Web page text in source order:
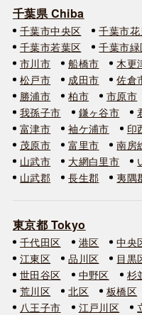
千葉県 Chiba
千葉市中央区 千葉市
千葉市若葉区
千葉市
市川市
船橋市 木更
松戸市
成田市 佐倉
勝浦市
柏市 市原市
我孫子市
鎌ヶ谷市
富津市
袖ケ浦市 印
茂原市
富里市 南房
山武市
大網白里市
山武郡
長生郡 夷隅
東京都 Tokyo
千代田区 港区 中央
江東区
品川区 目黒
世田谷区
中野区 杉
荒川区
北区 板橋区
八王子市
江戸川区